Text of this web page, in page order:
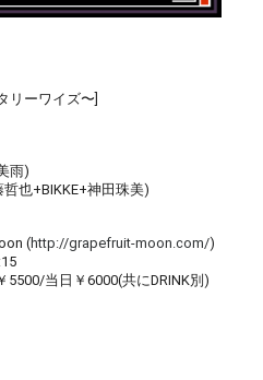
リーワイズ〜]
⾬)
也+BIKKE+神⽥珠美)
(http://grapefruit-moon.com/)
5500/当⽇￥6000(共にDRINK別)